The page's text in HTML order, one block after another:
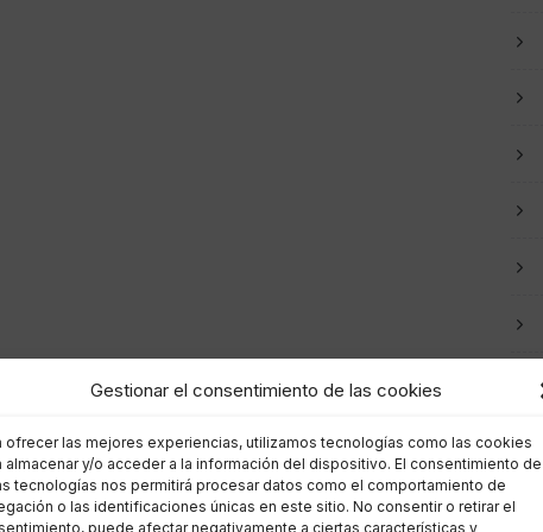
Gestionar el consentimiento de las cookies
ofrecer las mejores experiencias, utilizamos tecnologías como las cookies
almacenar y/o acceder a la información del dispositivo. El consentimiento de
tecnologías nos permitirá procesar datos como el comportamiento de
o las identificaciones únicas en este sitio. No consentir o retirar el
puede afectar negativamente a ciertas características y